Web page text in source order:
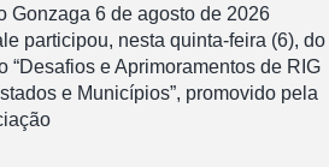
Gonzaga 6 de agosto de 2026
participou, nesta quinta-feira (6), do
“Desafios e Aprimoramentos de RIG
e Municípios”, promovido pela